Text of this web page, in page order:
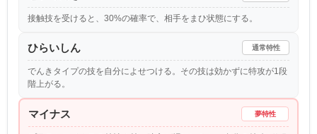
接触技を受けると、30%の確率で、相手をまひ状態にする。
ひらいしん 通常特性
でんきタイプの技を自分によせつける。その技は効かずに特攻が1段
階上がる。
マイナス 夢特性